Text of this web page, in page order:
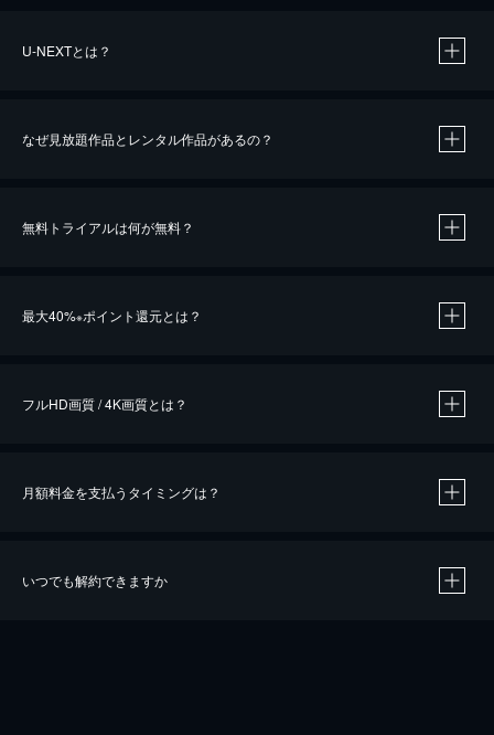
U-NEXTとは？
なぜ見放題作品とレンタル作品があるの？
無料トライアルは何が無料？
最大40%※ポイント還元とは？
※40％ポイント還元の対象は、クレジットカード決済による作品の購入 / レンタルです。
iOSアプリのUコイン決済による作品の購入 / レンタルは、20％のポイント還元です。
フルHD画質 / 4K画質とは？
月額料金を支払うタイミングは？
いつでも解約できますか